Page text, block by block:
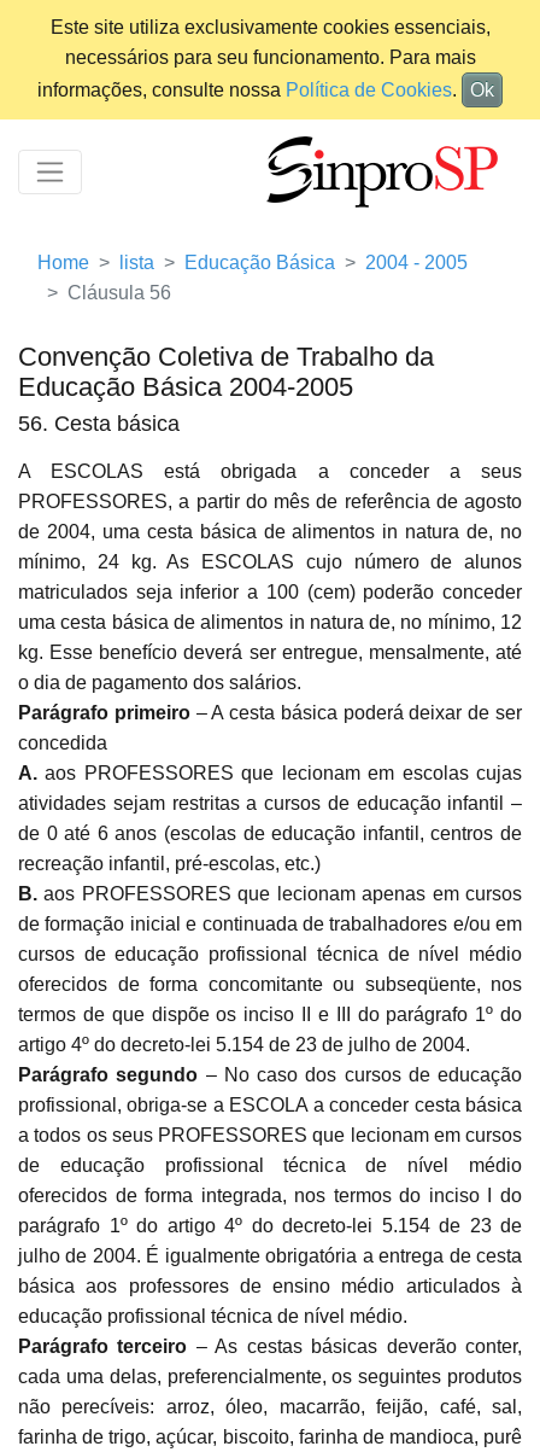
Este site utiliza exclusivamente cookies essenciais,
necessários para seu funcionamento. Para mais
informações, consulte nossa Política de Cookies. Ok
Home lista Educação Básica
2004 - 2005
Cláusula 56
Convenção Coletiva de Trabalho da
Educação Básica 2004-2005
56. Cesta básica
A ESCOLAS está obrigada a conceder a seus
PROFESSORES, a partir do mês de referência de agosto
de 2004, uma cesta básica de alimentos in natura de, no
mínimo, 24 kg. As ESCOLAS cujo número de alunos
matriculados seja inferior a 100 (cem) poderão conceder
uma cesta básica de alimentos in natura de, no mínimo, 12
kg. Esse benefício deverá ser entregue, mensalmente, até
o dia de pagamento dos salários.
Parágrafo primeiro– A cesta básica poderá deixar de ser
concedida
A. aos PROFESSORES que lecionam em escolas cujas
atividades sejam restritas a cursos de educação infantil –
de 0 até 6 anos (escolas de educação infantil, centros de
recreação infantil, pré-escolas, etc.)
B. aos PROFESSORES que lecionam apenas em cursos
de formação inicial e continuada de trabalhadores e/ou em
cursos de educação profissional técnica de nível médio
oferecidos de forma concomitante ou subseqüente, nos
termos de que dispõe os inciso II e III do parágrafo 1º do
artigo 4º do decreto-lei 5.154 de 23 de julho de 2004.
Parágrafo segundo – No caso dos cursos de educação
profissional, obriga-se a ESCOLA a conceder cesta básica
a todos os seus PROFESSORES que lecionam em cursos
de educação profissional técnica de nível médio
oferecidos de forma integrada, nos termos do inciso I do
parágrafo 1º do artigo 4º do decreto-lei 5.154 de 23 de
julho de 2004. É igualmente obrigatória a entrega de cesta
básica aos professores de ensino médio articulados à
educação profissional técnica de nível médio.
Parágrafo terceiro – As cestas básicas deverão conter,
cada uma delas, preferencialmente, os seguintes produtos
não perecíveis: arroz, óleo, macarrão, feijão, café, sal,
farinha de trigo, açúcar, biscoito, farinha de mandioca, purê